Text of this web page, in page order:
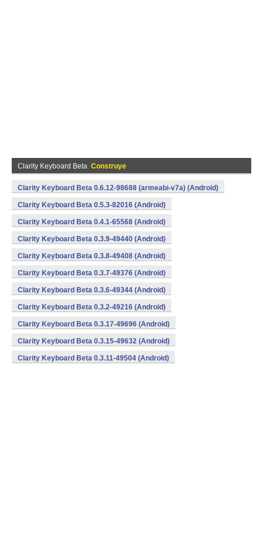
Clarity Keyboard Beta Construye
Clarity Keyboard Beta 0.6.12-98688 (armeabi-v7a) (Android)
Clarity Keyboard Beta 0.5.3-82016 (Android)
Clarity Keyboard Beta 0.4.1-65568 (Android)
Clarity Keyboard Beta 0.3.9-49440 (Android)
Clarity Keyboard Beta 0.3.8-49408 (Android)
Clarity Keyboard Beta 0.3.7-49376 (Android)
Clarity Keyboard Beta 0.3.6-49344 (Android)
Clarity Keyboard Beta 0.3.2-49216 (Android)
Clarity Keyboard Beta 0.3.17-49696 (Android)
Clarity Keyboard Beta 0.3.15-49632 (Android)
Clarity Keyboard Beta 0.3.11-49504 (Android)